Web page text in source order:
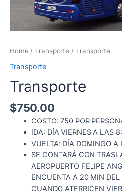
Home / Transporte / Transporte
Transporte
Transporte
$750.00
COSTO: 750 POR
IDA: DÍA VIERNES A LAS
VUELTA: DÍA DOMINGO A
SE CONTARÁ CON
AEROPUERTO FELIPE
ENCUENTA A 20 MIN DEL
CUANDO ATERRICEN